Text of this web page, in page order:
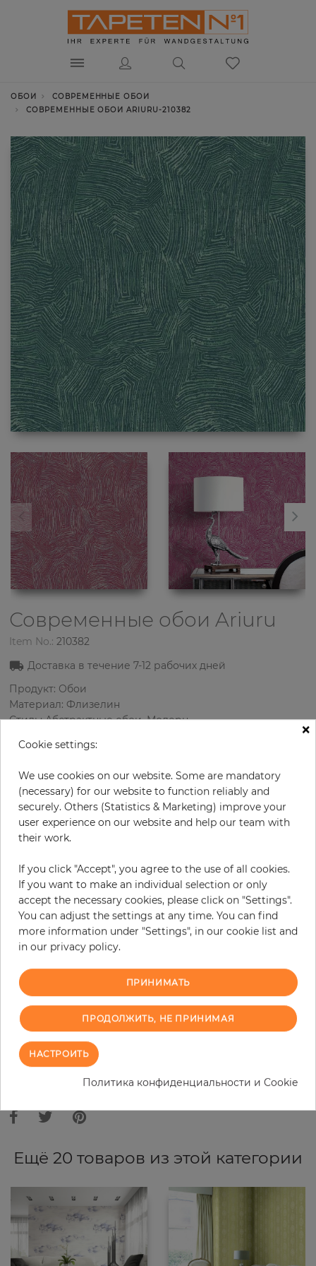
ОБОИ
СОВРЕМЕННЫЕ ОБОИ
СОВРЕМЕННЫЕ ОБОИ ARIURU-210382
Современные обоиAriuru
Item No.: 210382
Доставка в течение7-12 рабочих дней
Продукт: Обои
Материал: Флизелин
Стиль: Абстрактные обои, Модерн
Размеры (ширина/длина): 68 см / 8.23 м
Цвет Зеленый
19% НДС включительно + Доставка
Цена за м² - 11,53 €
Do you need glue?
−
В КОРЗИНУ
ЗАКАЗАТЬ ОБРАЗЕЦ
В связи с различными стандартами и техническими
характеристиками компьютерной техники, цвета и оттенки
иллюстрации могут отличаться от оригинала в той или иной степени.
Ещё 20 товаров из этой категории
×
Cookie settings:
We use cookies on our website. Some are mandatory
(necessary) for our website to function reliably and
securely. Others (Statistics & Marketing) improve your
user experience on our website and help our team with
their work.
If you click "Accept", you agree to the use of all cookies.
If you want to make an individual selection or only
accept the necessary cookies, please click on "Settings".
You can adjust the settings at any time. You can find
more information under "Settings", in our cookie list and
in our privacy policy.
ПРИНИМАТЬ
ПРОДОЛЖИТЬ, НЕ ПРИНИМАЯ
НАСТРОИТЬ
Политика конфиденциальности и Cookie